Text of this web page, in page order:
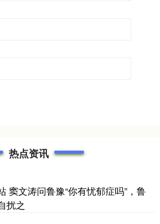
热点资讯
窦文涛问鲁豫“你有忧郁症吗”，鲁
扰之